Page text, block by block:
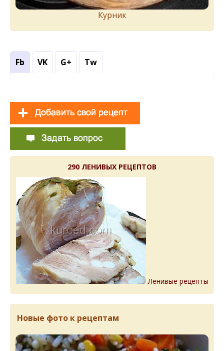
Курник
Fb VK G+ Tw
290 ЛЕНИВЫХ РЕЦЕПТОВ
Ленивые рецепты
Новые фото к рецептам